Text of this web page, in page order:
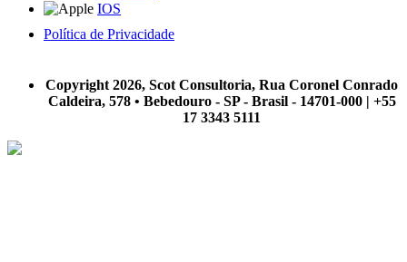
IOS
Política de Privacidade
Copyright 2026, Scot Consultoria, Rua Coronel Conrado
Caldeira, 578 • Bebedouro - SP - Brasil - 14701-000 | +55
17 3343 5111